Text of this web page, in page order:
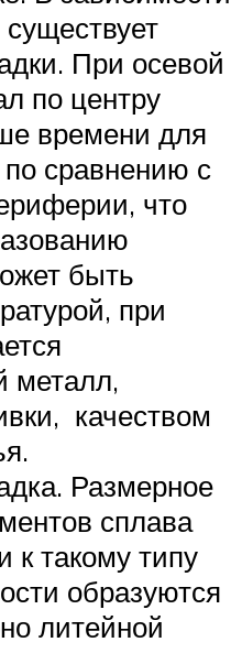
При осевой
по центру
времени для
сравнению с
что
быть
при
металл,
качеством
Размерное
сплава
к такому типу
образуются
литейной